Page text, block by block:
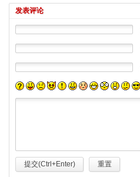
发表评论
提交(Ctrl+Enter) 重置